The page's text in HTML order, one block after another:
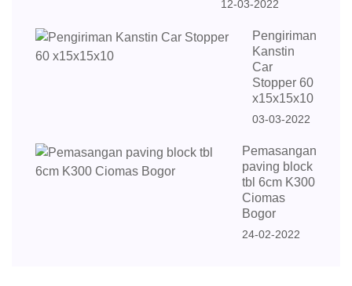
12-03-2022
Pengiriman
Kanstin
Car
Stopper 60
x15x15x10
03-03-2022
Pemasangan
paving block
tbl 6cm K300
Ciomas
Bogor
24-02-2022